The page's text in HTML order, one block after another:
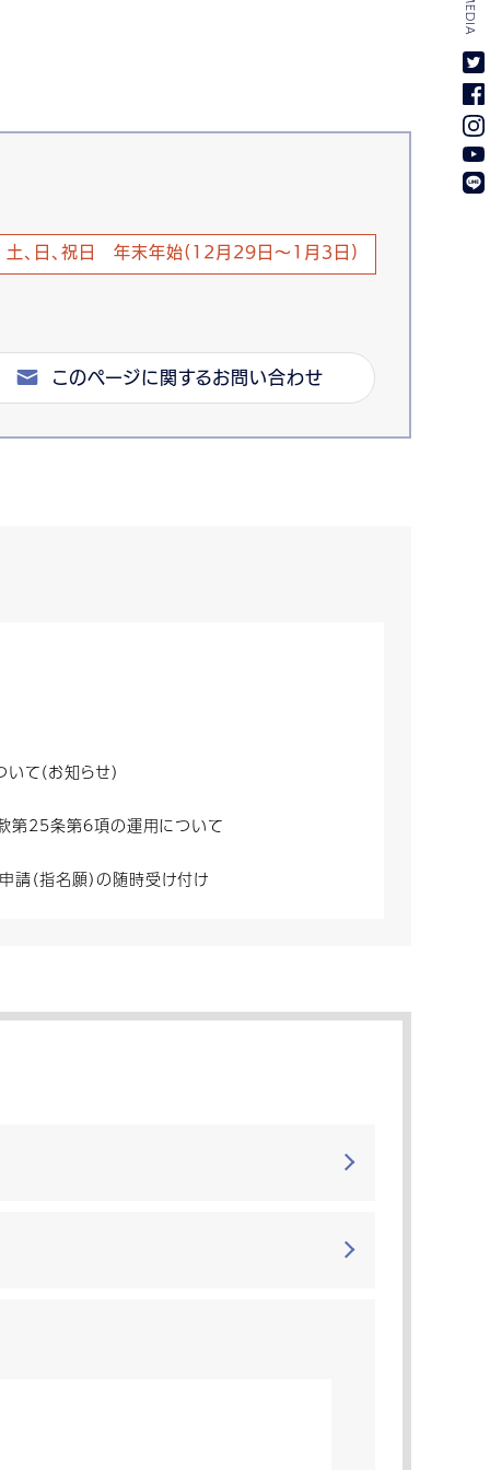
土、日、祝日 年末年始(12月29日～1月3日)
このページに関するお問い合わせ
て（お知らせ）
第25条第6項の運用について
請（指名願）の随時受け付け